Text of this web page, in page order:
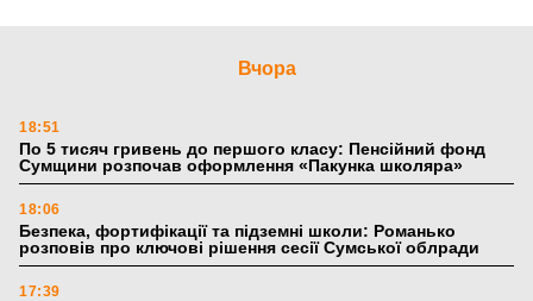
Вчора
18:51
По 5 тисяч гривень до першого класу: Пенсійний фонд
Сумщини розпочав оформлення «Пакунка школяра»
18:06
Безпека, фортифікації та підземні школи: Романько
розповів про ключові рішення сесії Сумської облради
17:39